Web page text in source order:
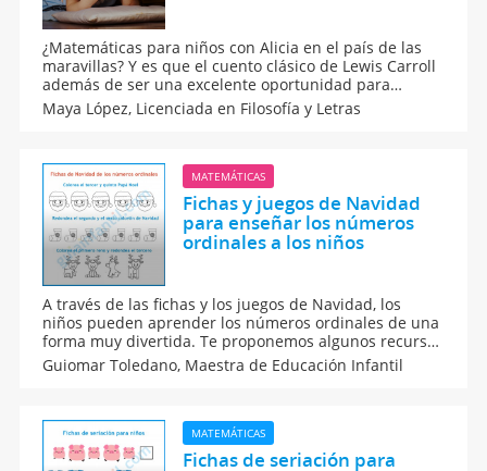
¿Matemáticas para niños con Alicia en el país de las
maravillas? Y es que el cuento clásico de Lewis Carroll
además de ser una excelente oportunidad para
practicar la lectura, también nos enseña un montón
de conceptos matemáticas como las sumas, los
Maya López, Licenciada en Filosofía y Letras
MATEMÁTICAS
Fichas y juegos de Navidad
para enseñar los números
ordinales a los niños
A través de las fichas y los juegos de Navidad, los
niños pueden aprender los números ordinales de una
forma muy divertida. Te proponemos algunos recursos
educativos de matemáticas preparados para niños de
3 a 6 años, en Educación Infantil. La Navidad es una
Guiomar Toledano, Maestra de Educación Infantil
MATEMÁTICAS
Fichas de seriación para